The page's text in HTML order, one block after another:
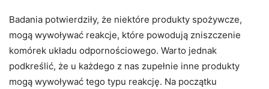
Badania potwierdziły, że niektóre produkty spożywcze,
mogą wywoływać reakcje, które powodują zniszczenie
komórek układu odpornościowego. Warto jednak
podkreślić, że u każdego z nas zupełnie inne produkty
mogą wywoływać tego typu reakcję. Na początku